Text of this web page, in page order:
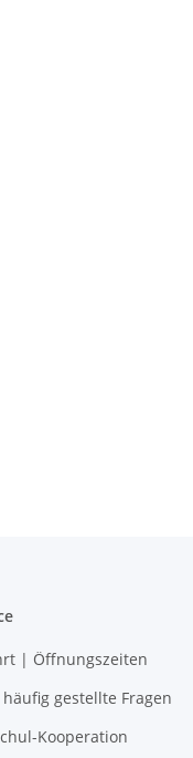
| Öffnungszeiten
häufig gestellte Fragen
Kooperation